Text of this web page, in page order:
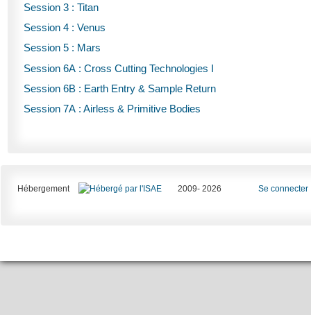
Session 3 : Titan
Session 4 : Venus
Session 5 : Mars
Session 6A : Cross Cutting Technologies I
Session 6B : Earth Entry & Sample Return
Session 7A : Airless & Primitive Bodies
Hébergement 2009- 2026 Se connecter